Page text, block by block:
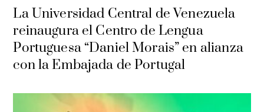
La Universidad Central de Venezuela
reinaugura el Centro de Lengua
Portuguesa “Daniel Morais” en alianza
con la Embajada de Portugal